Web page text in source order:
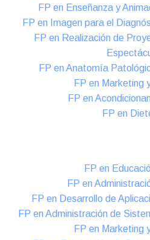
FP en Enseñanza y
FP en Imagen para el
FP en Realización de
FP en Anatomía
FP en Marketing
FP en
FP en
FP en
FP en
FP en Desarrollo de
FP en Administración de
FP en Marketing